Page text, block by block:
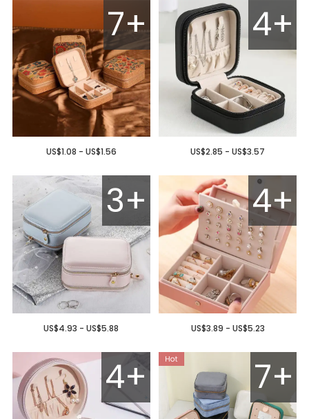
7+
US$1.08 - US$1.56
4+
US$2.85 - US$3.57
3+
US$4.93 - US$5.88
4+
US$3.89 - US$5.23
4+ 7+